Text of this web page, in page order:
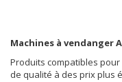
Machines à vendanger
Produits compatibles
de qualité à des prix plus